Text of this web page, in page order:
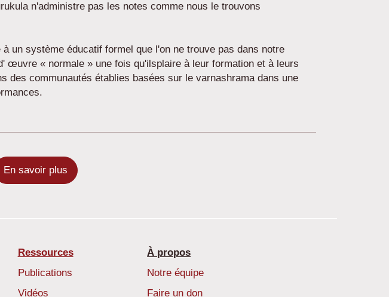
n'administre pas les notes comme nous le trouvons
un système éducatif formel que l'on ne trouve pas dans notre
œuvre « normale » une fois qu'ilsplaire à leur formation et à leurs
des communautés établies basées sur le varnashrama dans une
En savoir plus
Ressources
Publications
Vidéos
À propos
Notre équipe
Faire un don